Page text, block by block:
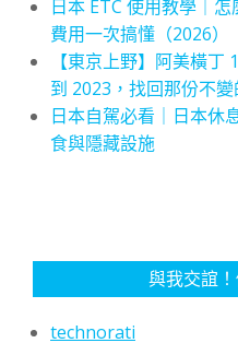
日本 ETC 使用教學｜
費用一次搞懂（2026）
【東京上野】阿美橫
到 2023，找回那份不
日本自駕必看｜日本休
食與隱藏設施
與我交誼
technorati